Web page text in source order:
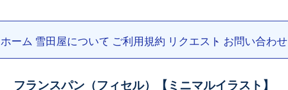
ホーム 雪田屋について ご利用規約 リクエスト お問い合わせ
フランスパン（フィセル）【ミニマルイラスト】